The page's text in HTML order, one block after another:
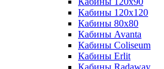
Кабины 120х120
Кабины 80х80
Кабины Avanta
Кабины Coliseum
Кабины Erlit
Кабины Radaway